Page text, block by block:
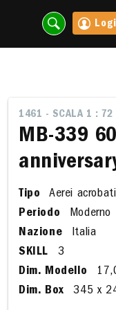
1461 - SCALA 1 : 72
MB-339
Tipo
Aerei
Periodo
Moderno
Nazione
Italia
SKILL
3
Dim. Modello
Dim. Box
345 x